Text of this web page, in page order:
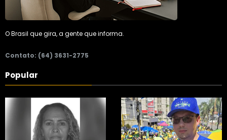
O Brasil que gira, a gente que informa.
Contato: (64) 3631-2775
Popular